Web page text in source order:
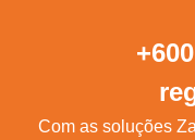
Com as soluções